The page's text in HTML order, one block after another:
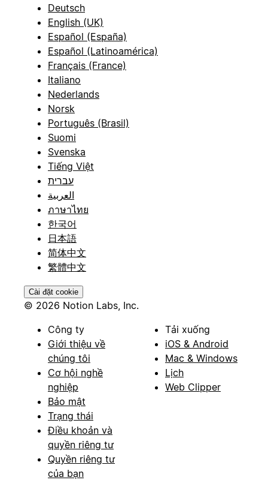
Deutsch
English (UK)
Español (España)
Español (Latinoamérica)
Français (France)
Italiano
Nederlands
Norsk
Português (Brasil)
Suomi
Svenska
Tiếng Việt
עברית
العربية
ภาษาไทย
한국어
日本語
简体中文
繁體中文
Cài đặt cookie
© 2026 Notion Labs, Inc.
Công ty
Giới thiệu về
chúng tôi
Cơ hội nghề
nghiệp
Bảo mật
Trạng thái
Điều khoản và
quyền riêng tư
Quyền riêng tư
của bạn
Tải xuống
iOS & Android
Mac & Windows
Lịch
Web Clipper